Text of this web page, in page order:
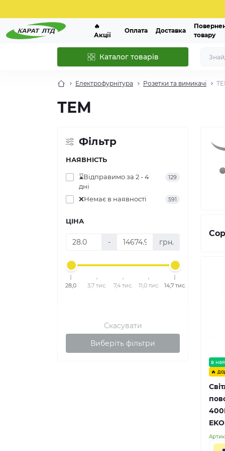
🔥
Акції
Оплата Доставка
товару
Каталог товарів
Електрофурнітура Розетки та вимикачі
ТЕМ
Фільтр
НАЯВНІСТЬ
⌛Відправимо за 2 - 4
дні
129
❌Немає в наявності 591
ЦІНА
- грн.
28,0 3,7 тис. 7,4 тис. 11,0 тис. 14,7 тис.
Скасувати
Виберіть фільтри
в
🔥